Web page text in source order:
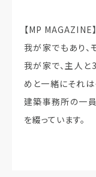
【MP MAGAZINE】
我が家でもあり、
我が家で、主人
めと一緒にそれ
建築事務所の一
を綴っています。